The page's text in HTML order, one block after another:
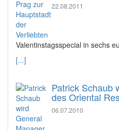
22.08.2011
Valentinstagsspecial in sechs
[...]
Patrick Schaub
des Oriental
06.07.2010